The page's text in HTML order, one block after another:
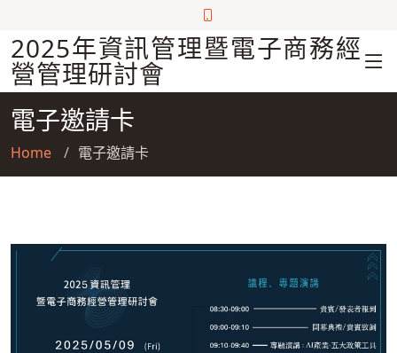
2025年資訊管理暨電子商務經
營管理研討會
電子邀請卡
Home 電子邀請卡